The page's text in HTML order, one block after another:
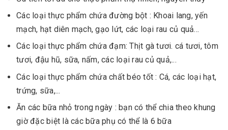
Các loại thực phẩm chứa đường bột : Khoai lang, yến
mạch, hạt diên mạch, gạo lứt, các loại rau củ quả...
Các loại thực phẩm chứa đạm: Thịt gà tươi. cá tươi, tôm
tươi, đậu hũ, sữa, nấm, các loại rau củ quả,...
Các loại thực phẩm chứa chất béo tốt : Cá, các loại hạt,
trứng, sữa,...
Ăn các bữa nhỏ trong ngày : bạn có thể chia theo khung
giờ đặc biệt là các bữa phụ có thể là 6 bữa